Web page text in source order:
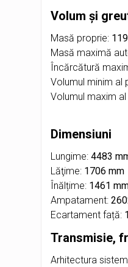
Volum și
Masă proprie:
Masă maximă
Încărcătură
Volumul minim al
Volumul maxim
Dimensiuni
Lungime:4483
Lăţime: 1706 mm
Înălțime: 1461
Ampatament:
Ecartament față:
Transmisie,
Arhitectura